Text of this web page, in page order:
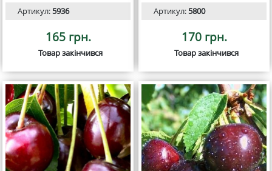
Артикул:5936
165 грн.
Товар закінчився
Артикул:5800
170 грн.
Товар закінчився